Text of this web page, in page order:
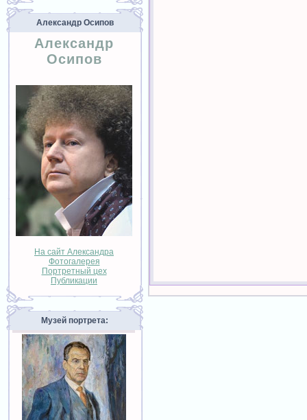
Александр Осипов
Александр
Осипов
На сайт Александра
Фотогалерея
Портретный цех
Публикации
Музей портрета: